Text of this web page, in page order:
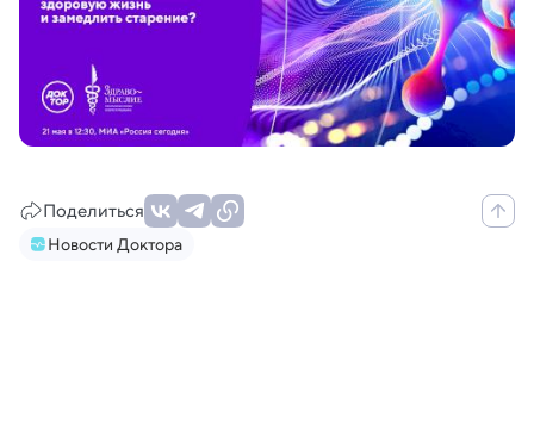
Поделиться
Новости Доктора